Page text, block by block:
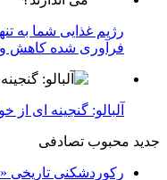
رژیم غذایی شما به
فرآوری شده کاهش
آلبالو: گنجینه ای
جدید محبوب تصادفی